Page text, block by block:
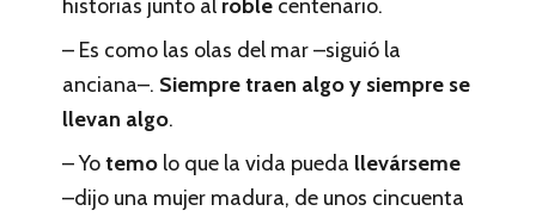
historias junto al roble centenario.
– Es como las olas del mar –siguió la
anciana–. Siempre traen algo y siempre se
llevan algo.
– Yotemo lo que la vida pueda llevárseme
–dijo una mujer madura, de unos cincuenta